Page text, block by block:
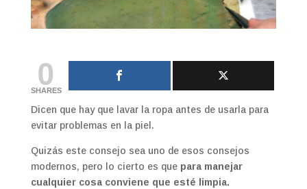
0
SHARES
Dicen que hay que lavar la ropa antes de usarla para
evitar problemas en la piel.
Quizás este consejo sea uno de esos consejos
modernos, pero lo cierto es que para manejar
cualquier cosa conviene que esté limpia.